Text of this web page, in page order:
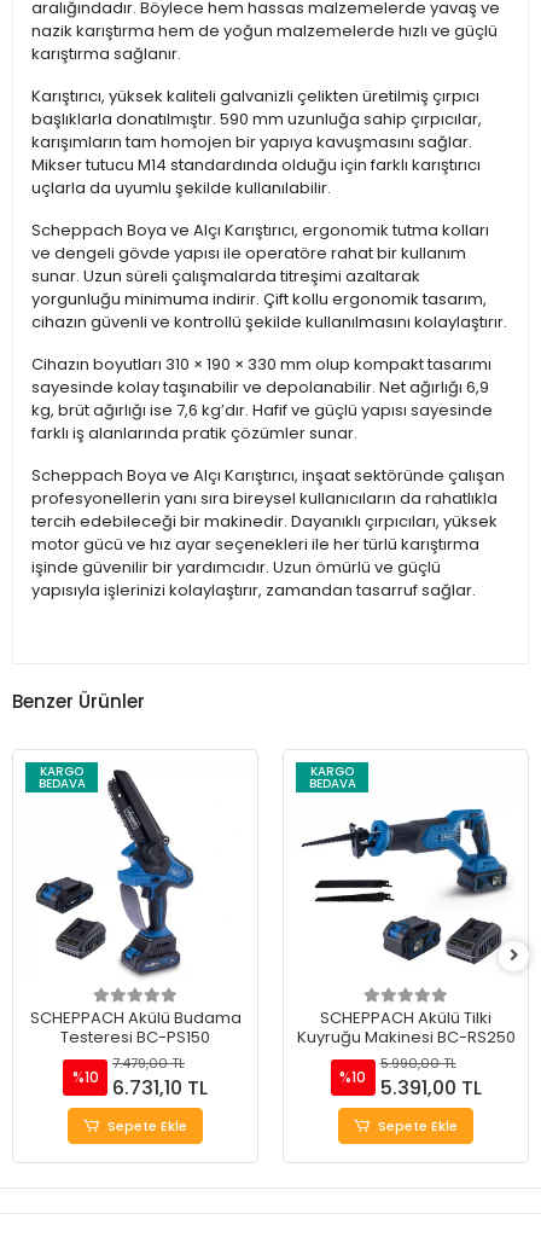
aralığındadır. Böylece hem hassas malzemelerde yavaş ve
nazik karıştırma hem de yoğun malzemelerde hızlı ve güçlü
karıştırma sağlanır.
Karıştırıcı, yüksek kaliteli galvanizli çelikten üretilmiş çırpıcı
başlıklarla donatılmıştır. 590 mm uzunluğa sahip çırpıcılar,
karışımların tam homojen bir yapıya kavuşmasını sağlar.
Mikser tutucu M14 standardında olduğu için farklı karıştırıcı
uçlarla da uyumlu şekilde kullanılabilir.
Scheppach Boya ve Alçı Karıştırıcı, ergonomik tutma kolları
ve dengeli gövde yapısı ile operatöre rahat bir kullanım
sunar. Uzun süreli çalışmalarda titreşimi azaltarak
yorgunluğu minimuma indirir. Çift kollu ergonomik tasarım,
cihazın güvenli ve kontrollü şekilde kullanılmasını kolaylaştırır.
Cihazın boyutları 310 × 190 × 330 mm olup kompakt tasarımı
sayesinde kolay taşınabilir ve depolanabilir. Net ağırlığı 6,9
kg, brüt ağırlığı ise 7,6 kg’dır. Hafif ve güçlü yapısı sayesinde
farklı iş alanlarında pratik çözümler sunar.
Scheppach Boya ve Alçı Karıştırıcı, inşaat sektöründe çalışan
profesyonellerin yanı sıra bireysel kullanıcıların da rahatlıkla
tercih edebileceği bir makinedir. Dayanıklı çırpıcıları, yüksek
motor gücü ve hız ayar seçenekleri ile her türlü karıştırma
işinde güvenilir bir yardımcıdır. Uzun ömürlü ve güçlü
yapısıyla işlerinizi kolaylaştırır, zamandan tasarruf sağlar.
Benzer Ürünler
KARGO
BEDAVA
SCHEPPACH Akülü Budama
Testeresi BC-PS150
%10
7.479,00 TL
6.731,10 TL
Sepete Ekle
KARGO
BEDAVA
SCHEPPACH Akülü Tilki
Kuyruğu Makinesi BC-RS250
%10
5.990,00 TL
5.391,00 TL
Sepete Ekle